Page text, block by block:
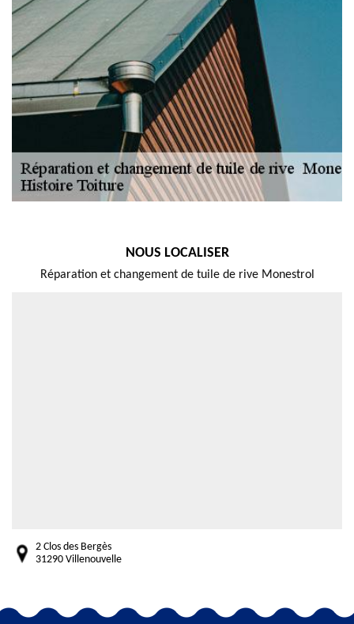
NOUS LOCALISER
Réparation et changement de tuile de rive Monestrol
2 Clos des Bergès
31290 Villenouvelle